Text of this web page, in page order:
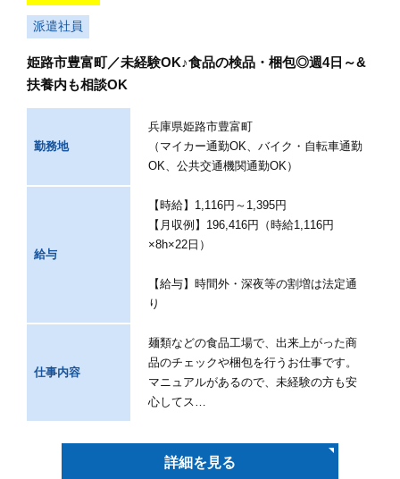
派遣社員
姫路市豊富町／未経験OK♪食品の検品・梱包◎週4日～&
扶養内も相談OK
勤務地
兵庫県姫路市豊富町
（マイカー通勤OK、バイク・自転車通勤
OK、公共交通機関通勤OK）
給与
【時給】1,116円～1,395円
【月収例】196,416円（時給1,116円
×8h×22日）
【給与】時間外・深夜等の割増は法定通
り
仕事内容
麺類などの食品工場で、出来上がった商
品のチェックや梱包を行うお仕事です。
マニュアルがあるので、未経験の方も安
心してス…
詳細を見る